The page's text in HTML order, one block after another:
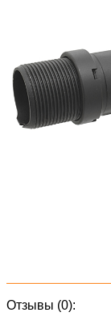
Отзывы (0):